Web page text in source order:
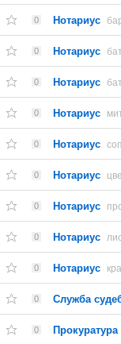
0 Нотариус
0 Нотариус
0 Нотариус
0 Нотариус
0 Нотариус
0 Нотариус
0 Нотариус
0 Нотариус
0 Нотариус
0 Служба
0 Прокуратура